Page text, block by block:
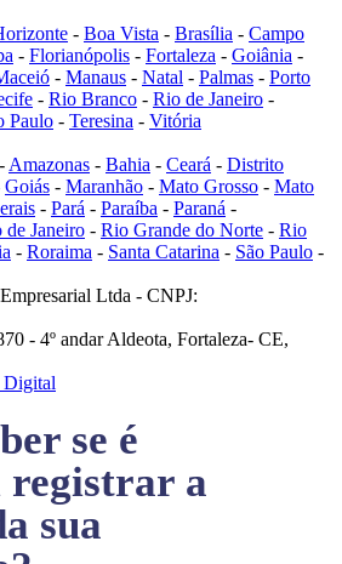
- Boa Vista - Brasília - Campo
- Florianópolis - Fortaleza - Goiânia -
- Manaus - Natal - Palmas - Porto
- Rio Branco - Rio de Janeiro -
Paulo - Teresina - Vitória
- Amazonas - Bahia - Ceará - Distrito
Goiás - Maranhão - Mato Grosso - Mato
- Pará - Paraíba - Paraná -
de Janeiro - Rio Grande do Norte - Rio
- Roraima - Santa Catarina - São Paulo -
Ltda - CNPJ:
- 4º andar Aldeota, Fortaleza- CE,
Digital
se é
registrar a
sua